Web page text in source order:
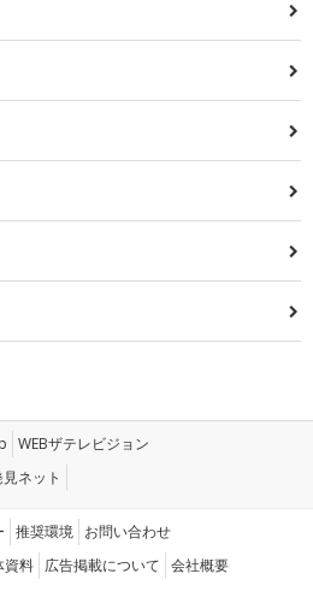
WEBザテレビジョン
ネット
推奨環境 お問い合わせ
資料 広告掲載について 会社概要